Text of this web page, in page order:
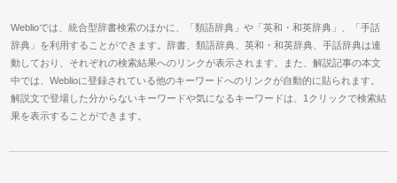
Weblioでは、統合型辞書検索のほかに、「類語辞典」や「英和・和英辞典」、「手話
辞典」を利用することができます。辞書、類語辞典、英和・和英辞典、手話辞典は連
動しており、それぞれの検索結果へのリンクが表示されます。また、解説記事の本文
中では、Weblioに登録されている他のキーワードへのリンクが自動的に貼られます。
解説文で登場した分からないキーワードや気になるキーワードは、1クリックで検索結
果を表示することができます。